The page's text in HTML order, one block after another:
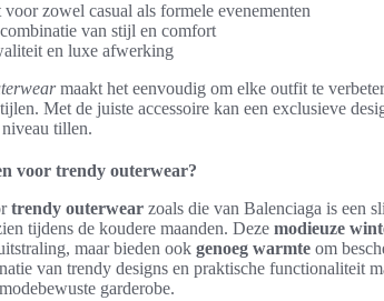
zowel casual als formele evenementen
van stijl en comfort
en luxe afwerking
maakt het eenvoudig om elke outfit te
Met de juiste accessoire kan een exclusieve
tillen.
voor trendy outerwear?
trendy outerwear zoals die van Balenciaga is een
tijdens de koudere maanden. Deze modieuze
maar bieden ook genoeg warmte om
van trendy designs en praktische functionaliteit
garderobe.